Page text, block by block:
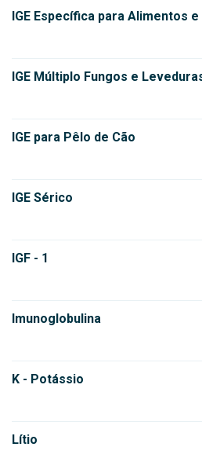
IGE Específica para Alimentos
IGE Múltiplo Fungos e
IGE para Pêlo de Cão
IGE Sérico
IGF - 1
Imunoglobulina
K - Potássio
Lítio